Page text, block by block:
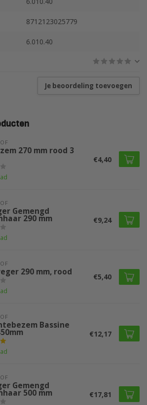
8712123025779
6.010.40
Je beoordeling toevoegen
270 mm rood 3
€4,40
Gemengd
290 mm €9,24
290 mm, rood €5,40
Bassine
€12,17
Gemengd
500 mm €17,81